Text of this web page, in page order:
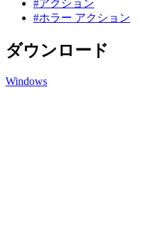
#アクション
#ホラー アクション
ダウンロード
Windows